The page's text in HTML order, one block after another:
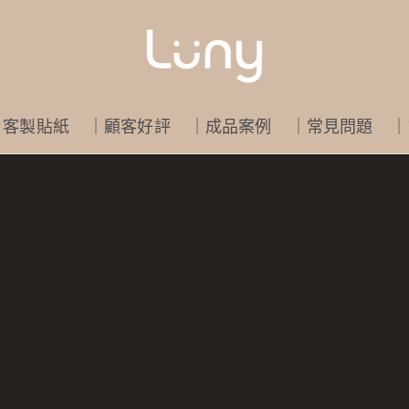
製貼紙 ｜顧客好評 ｜成品案例 ｜常見問題